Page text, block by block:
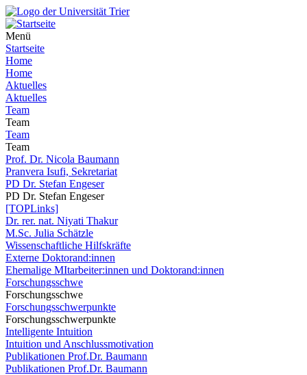
Menü
Startseite
Home
Home
Aktuelles
Aktuelles
Team
Team
Team
Team
Prof. Dr. Nicola Baumann
Pranvera Isufi, Sekretariat
PD Dr. Stefan Engeser
PD Dr. Stefan Engeser
[TOPLinks]
Dr. rer. nat. Niyati Thakur
M.Sc. Julia Schätzle
Wissenschaftliche Hilfskräfte
Externe Doktorand:innen
Ehemalige MItarbeiter:innen und Doktorand:innen
Forschungsschwe
Forschungsschwe
Forschungsschwerpunkte
Forschungsschwerpunkte
Intelligente Intuition
Intuition und Anschlussmotivation
Publikationen Prof.Dr. Baumann
Publikationen Prof.Dr. Baumann